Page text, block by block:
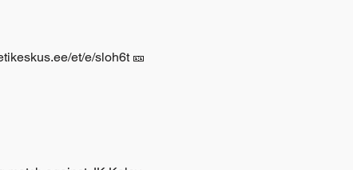
et/e/sloh6t 🎫